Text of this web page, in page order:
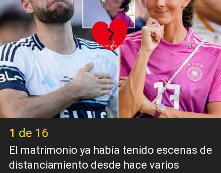
1 de 16
El matrimonio ya había tenido escenas de
distanciamiento desde hace varios
X